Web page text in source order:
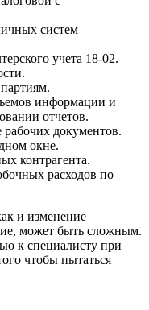
систем
учета 18-02.
информации и
отчетов.
документов.
окне.
контрагента.
расходов по
и изменение
может быть сложным.
к специалисту при
чтобы пытаться